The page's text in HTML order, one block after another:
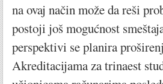
na ovaj način može da reši
postoji još mogućnost
perspektivi se planira
Akreditacijama za trinaest